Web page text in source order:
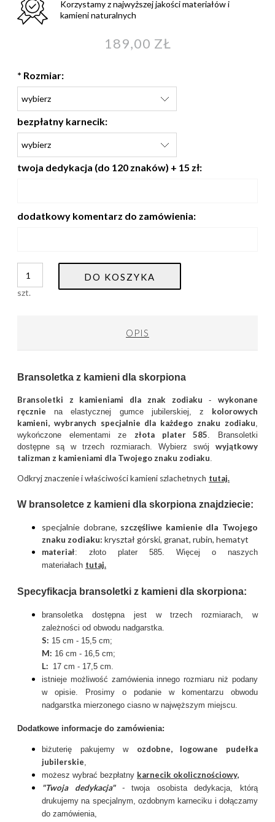
Korzystamy z najwyższej jakości materiałów i
kamieni naturalnych
189,00 ZŁ
* Rozmiar:
bezpłatny karnecik:
twoja dedykacja (do 120 znaków) + 15 zł:
dodatkowy komentarz do zamówienia:
szt.
DO KOSZYKA
OPIS
Bransoletka z kamieni dla skorpiona
Bransoletki z kamieniami dla znak zodiaku -wykonane
ręcznie na elastycznej gumce jubilerskiej, z kolorowych
kamieni, wybranych specjalnie dla każdego znaku zodiaku
wykończone elementami ze złota plater 585 . Bransoletki
dostępne są w trzech rozmiarach. Wybierz swój wyjątkowy
talizman z kamieniami dla Twojego znaku zodiaku
Odkryj znaczenie i właściwości kamieni szlachetnych tutaj.
W bransoletce z kamieni dla skorpiona znajdziecie:
specjalnie dobrane, szczęśliwe kamienie dla Twojego
znaku zodiaku: kryształ górski, granat, rubin, hematyt
materiał: złoto plater 585. Więcej o naszych
materiałach tutaj.
Specyfikacja bransoletki z kamieni dla skorpiona:
bransoletka dostępna jest w trzech rozmiarach, w
zależności od obwodu nadgarstka.
S: 15 cm - 15,5 cm;
M: 16 cm - 16,5 cm;
L: 17 cm - 17,5 cm.
istnieje możliwość zamówienia innego rozmiaru niż podany
w opisie. Prosimy o podanie w komentarzu obwodu
nadgarstka mierzonego ciasno w najwęższym miejscu.
Dodatkowe informacje do zamówienia:
biżuterię pakujemy w ozdobne, logowane pudełka
jubilerskie,
możesz wybrać bezpłatny karnecik okolicznościowy,
"Twoja dedykacja"-twoja osobista dedykacja, którą
drukujemy na specjalnym, ozdobnym karneciku i dołączamy
do zamówienia,